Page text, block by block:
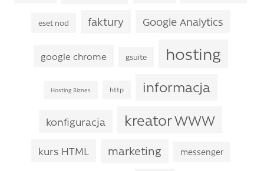
eset nod faktury Google Analytics
google chrome gsuite hosting
Hosting Biznes http informacja
konfiguracja kreator WWW
kurs HTML marketing messenger